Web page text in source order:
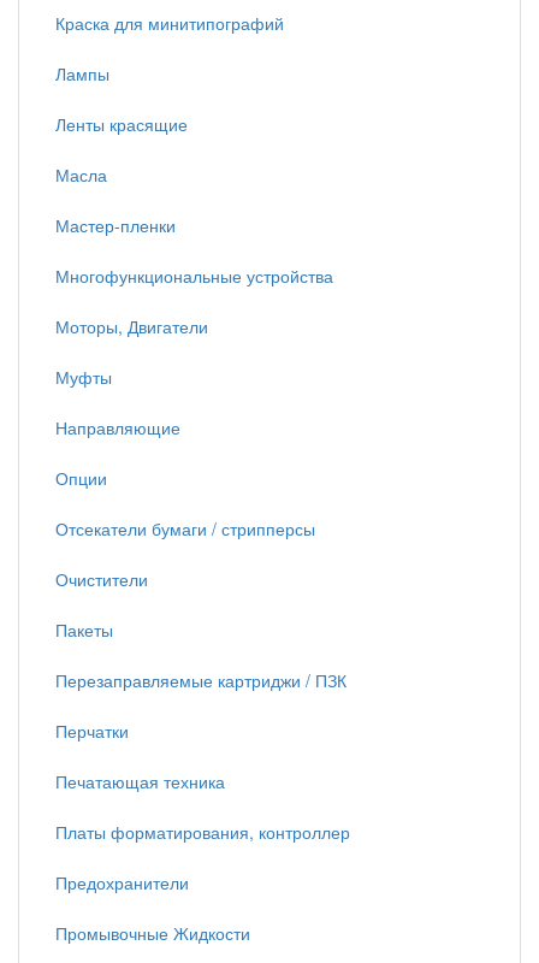
Краска для минитипографий
Лампы
Ленты красящие
Масла
Мастер-пленки
Многофункциональные устройства
Моторы, Двигатели
Муфты
Направляющие
Опции
Отсекатели бумаги / стрипперсы
Очистители
Пакеты
Перезаправляемые картриджи / ПЗК
Перчатки
Печатающая техника
Платы форматирования, контроллер
Предохранители
Промывочные Жидкости